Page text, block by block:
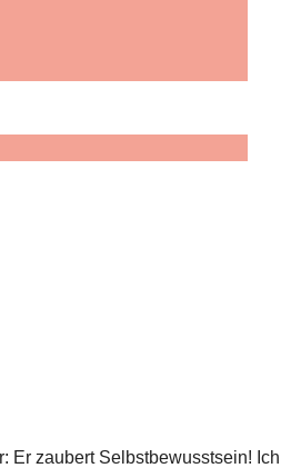
Er zaubert Selbstbewusstsein! Ich